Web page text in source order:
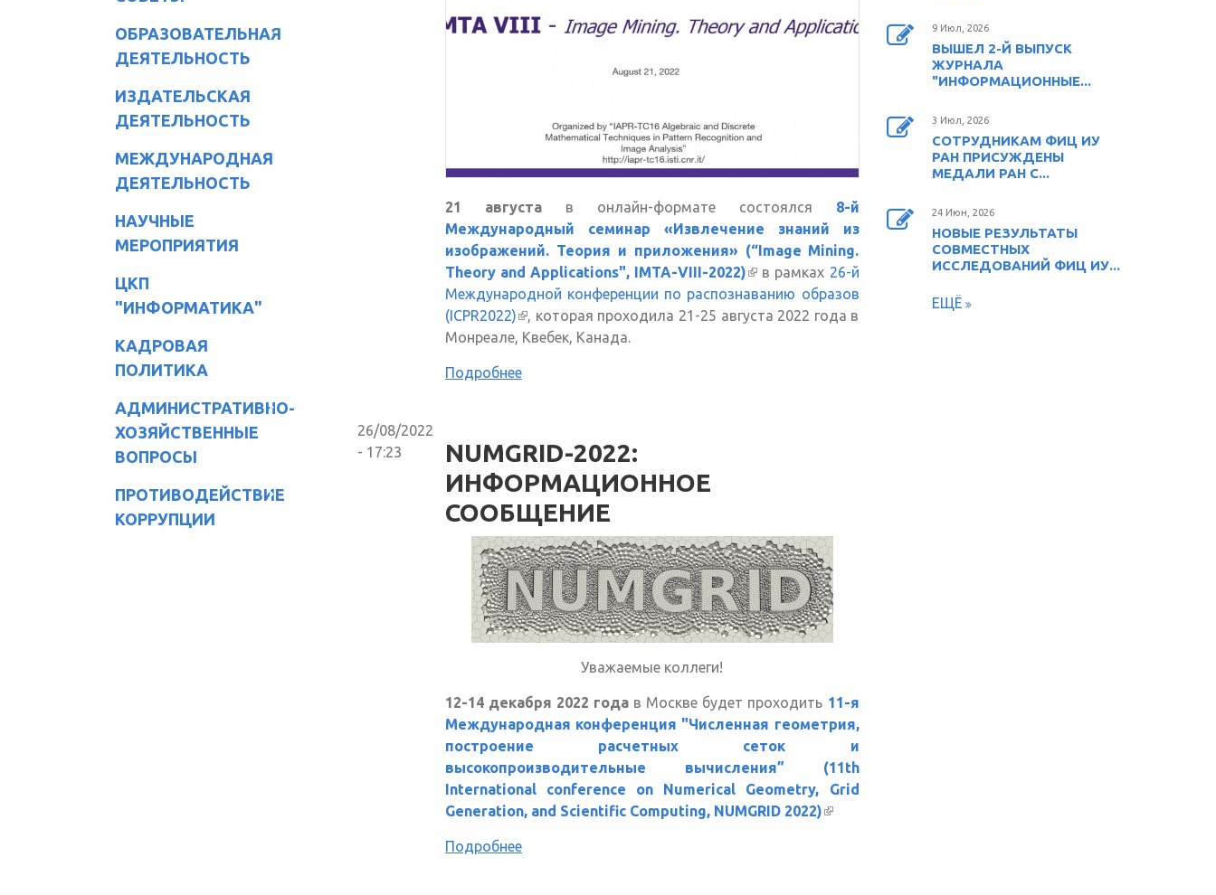
ОБРАЗОВАТЕЛЬНАЯ
ДЕЯТЕЛЬНОСТЬ
ИЗДАТЕЛЬСКАЯ
ДЕЯТЕЛЬНОСТЬ
МЕЖДУНАРОДНАЯ
ДЕЯТЕЛЬНОСТЬ
НАУЧНЫЕ
МЕРОПРИЯТИЯ
ЦКП
"ИНФОРМАТИКА"
КАДРОВАЯ
ПОЛИТИКА
АДМИНИСТРАТИВНО-
ХОЗЯЙСТВЕННЫЕ
ВОПРОСЫ
ПРОТИВОДЕЙСТВИЕ
КОРРУПЦИИ
21 августав онлайн-формате состоялся 8-й
Международный семинар «Извлечение знаний из
изображений. Теория и приложения» (“Image Mining.
Theory and Applications", IMTA-VIII-2022)(внешняя
ссылка)
в рамках 26-й
Международной конференции по распознаванию образов
(ICPR2022)(внешняя ссылка)
, которая проходила 21-25 августа 2022 года в
Монреале, Квебек, Канада.
Подробнее
26/08/2022
- 17:23
NUMGRID-2022:
ИНФОРМАЦИОННОЕ
СООБЩЕНИЕ
Уважаемые коллеги!
12-14 декабря 2022 года в Москве будет проходить 11-я
Международная конференция "Численная геометрия,
построение расчетных сеток и
высокопроизводительные вычисления” (11th
International conference on Numerical Geometry, Grid
Generation, and Scientific Computing, NUMGRID 2022)(внешняя
Подробнее
9 Июл, 2026
ВЫШЕЛ 2-Й ВЫПУСК
ЖУРНАЛА
"ИНФОРМАЦИОННЫЕ...
3 Июл, 2026
СОТРУДНИКАМ ФИЦ ИУ
РАН ПРИСУЖДЕНЫ
МЕДАЛИ РАН С...
24 Июн, 2026
НОВЫЕ РЕЗУЛЬТАТЫ
СОВМЕСТНЫХ
ИССЛЕДОВАНИЙ ФИЦ ИУ...
ЕЩЁ